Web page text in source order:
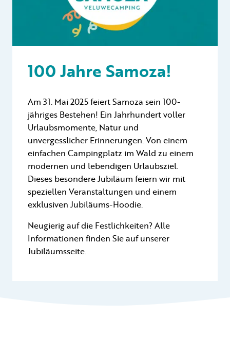
100 Jahre Samoza!
Am 31. Mai 2025 feiert Samoza sein 100-
jähriges Bestehen! Ein Jahrhundert voller
Urlaubsmomente, Natur und
unvergesslicher Erinnerungen. Von einem
einfachen Campingplatz im Wald zu einem
modernen und lebendigen Urlaubsziel.
Dieses besondere Jubiläum feiern wir mit
speziellen Veranstaltungen und einem
exklusiven Jubiläums-Hoodie.
Neugierig auf die Festlichkeiten? Alle
Informationen finden Sie auf unserer
Jubiläumsseite.